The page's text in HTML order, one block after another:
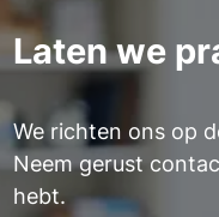
Laten we
We richten ons op
Neem gerust
hebt.